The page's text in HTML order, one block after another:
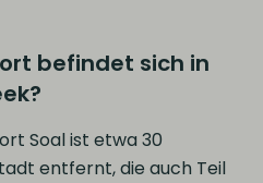
befindet sich in
Soal ist etwa 30
entfernt, die auch Teil